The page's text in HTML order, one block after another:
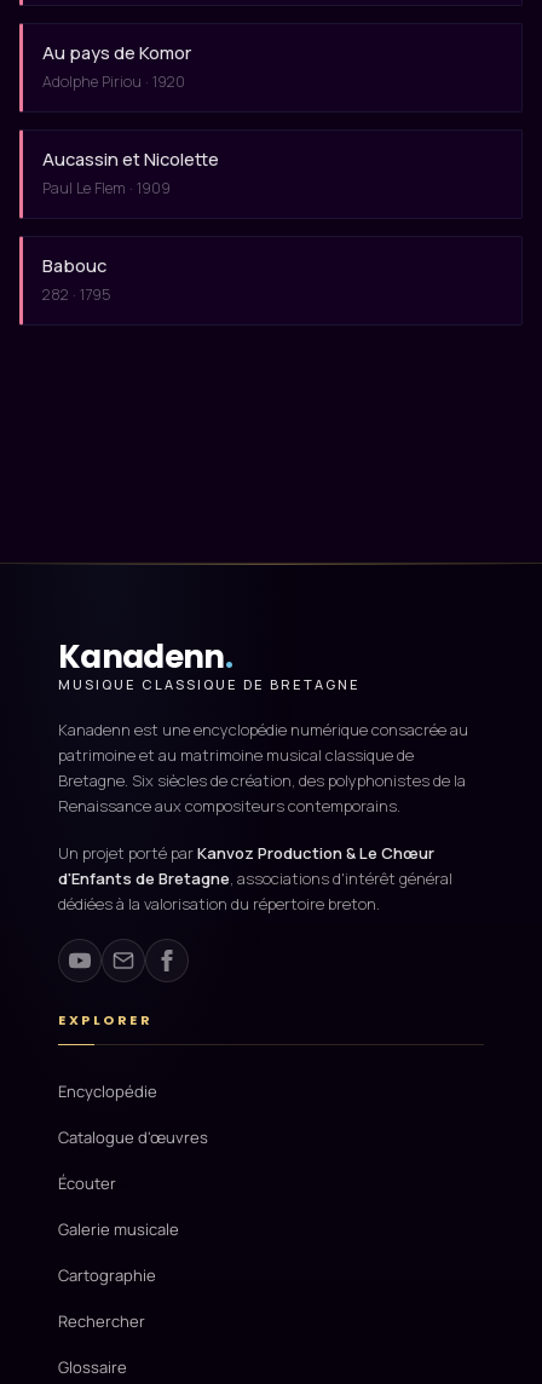
Au pays de Komor
Adolphe Piriou · 1920
Aucassin et Nicolette
Paul Le Flem · 1909
Babouc
282 · 1795
Kanadenn.
MUSIQUE CLASSIQUE DE BRETAGNE
Kanadenn est une encyclopédie numérique consacrée au
patrimoine et au matrimoine musical classique de
Bretagne. Six siècles de création, des polyphonistes de la
Renaissance aux compositeurs contemporains.
Un projet porté parKanvoz Production & Le Chœur
d'Enfants de Bretagne, associations d'intérêt général
dédiées à la valorisation du répertoire breton.
EXPLORER
Encyclopédie
Catalogue d'œuvres
Écouter
Galerie musicale
Cartographie
Rechercher
Glossaire